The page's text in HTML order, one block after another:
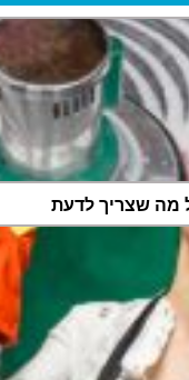
מה שצריך לדעת